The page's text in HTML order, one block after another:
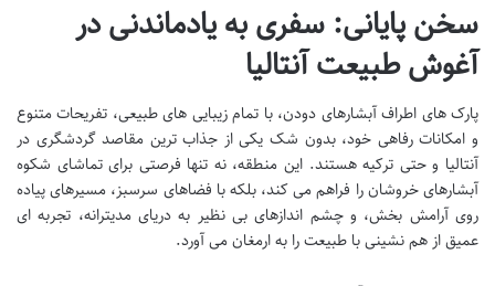
سخن پایانی: سفری به یادماندنی در
آغوش طبیعت آنتالیا
پارک های اطراف آبشارهای دودن، با تمام زیبایی های طبیعی، تفریحات متنوع
و امکانات رفاهی خود، بدون شک یکی از جذاب ترین مقاصد گردشگری در
آنتالیا و حتی ترکیه هستند. این منطقه، نه تنها فرصتی برای تماشای شکوه
آبشارهای خروشان را فراهم می کند، بلکه با فضاهای سرسبز، مسیرهای پیاده
روی آرامش بخش، و چشم اندازهای بی نظیر به دریای مدیترانه، تجربه ای
عمیق از هم نشینی با طبیعت را به ارمغان می آورد.